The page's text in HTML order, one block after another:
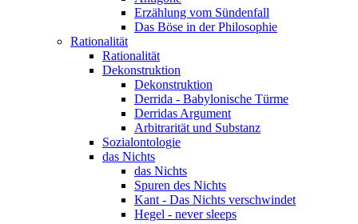
Erzählung vom Sündenfall
Das Böse in der Philosophie
Rationalität
Rationalität
Dekonstruktion
Dekonstruktion
Derrida - Babylonische Türme
Derridas Argument
Arbitrarität und Substanz
Sozialontologie
das Nichts
das Nichts
Spuren des Nichts
Kant - Das Nichts verschwindet
Hegel - never sleeps